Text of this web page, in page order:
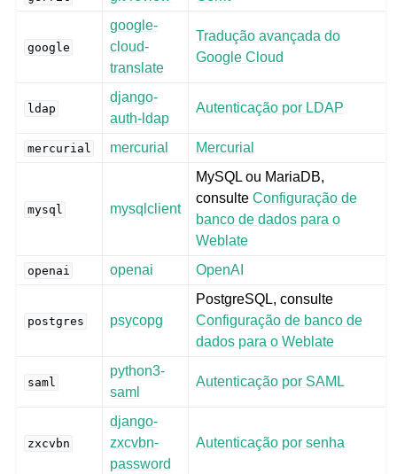
google
google-
cloud-
translate
Tradução avançada do
Google Cloud
ldap
django-
auth-ldap
Autenticação por LDAP
mercurial mercurial Mercurial
mysql mysqlclient
MySQL ou MariaDB,
consulteConfiguração de
banco de dados para o
Weblate
openai openai OpenAI
postgres psycopg
PostgreSQL, consulte
Configuração de banco de
dados para o Weblate
saml
python3-
saml
Autenticação por SAML
zxcvbn
django-
zxcvbn-
password
Autenticação por senha